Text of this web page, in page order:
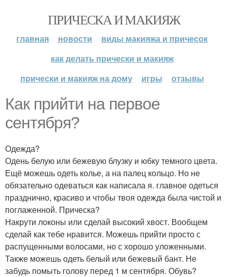
ПРИЧЕСКА И МАКИЯЖ
главная новости
виды макияжа и причесок
как делать прически и макияж
прически и макияж на дому
игры отзывы
Как прийти на первое
сентября?
Одежда?
Одень белую или бежевую блузку и юбку темного цвета.
Ещё можешь одеть колье, а на палец кольцо. Но не
обязательно одеваться как написала я. главное одеться
празднично, красиво и чтобы твоя одежда была чистой и
поглаженной. Прическа?
Накрути локоны или сделай высокий хвост. Вообщем
сделай как тебе нравится. Можешь прийти просто с
распущенными волосами, но с хорошо уложенными.
Также можешь одеть белый или бежевый бант. Не
забудь помыть голову перед 1 м сентября. Обувь?